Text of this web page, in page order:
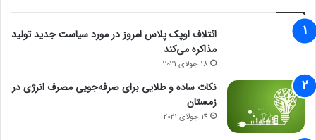
ائتلاف اوپک پلاس امروز در مورد سیاست جدید تولید
مذاکره می‌کند
18 جولای 2021
نکات ساده و طلایی برای صرفه‌جویی مصرف انرژی در
زمستان
14 جولای 2021